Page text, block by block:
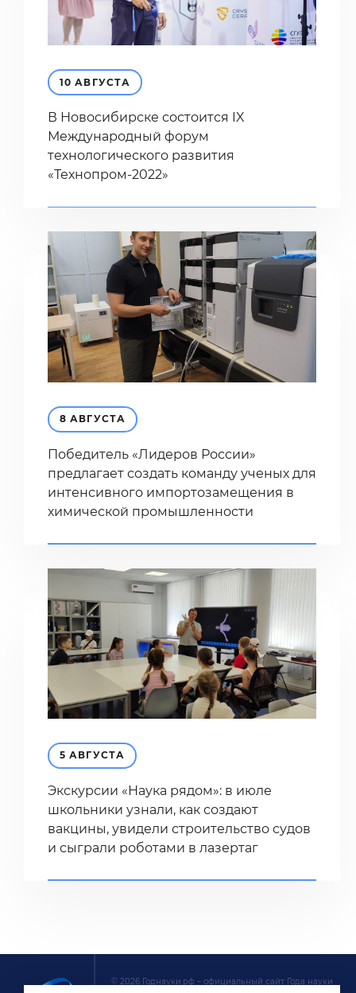
10 АВГУСТА
В Новосибирске состоится IX
Международный форум
технологического развития
«Технопром-2022»
8 АВГУСТА
Победитель «Лидеров России»
предлагает создать команду ученых для
интенсивного импортозамещения в
химической промышленности
5 АВГУСТА
Экскурсии «Наука рядом»: в июле
школьники узнали, как создают
вакцины, увидели строительство судов
и сыграли роботами в лазертаг
© 2026 Годнауки.рф – официальный сайт Года науки